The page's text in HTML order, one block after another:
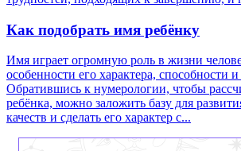
Как подобрать имя ребёнку
Имя играет огромную роль в жизни
особенности его характера, способности
Обратившись к нумерологии, чтобы
ребёнка, можно заложить базу для
качеств и сделать его характер с...